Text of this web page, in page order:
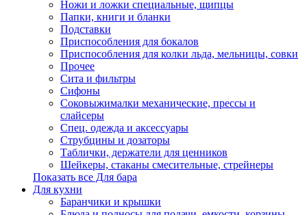
Ножи и ложки специальные, щипцы
Папки, книги и бланки
Подставки
Приспособления для бокалов
Приспособления для колки льда, мельницы, совки
Прочее
Сита и фильтры
Сифоны
Соковыжималки механические, прессы и
слайсеры
Спец. одежда и аксессуары
Струбцины и дозаторы
Таблички, держатели для ценников
Шейкеры, стаканы смесительные, стрейнеры
Показать все Для бара
Для кухни
Баранчики и крышки